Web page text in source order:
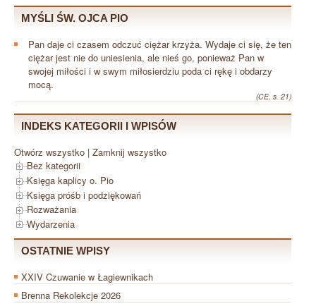
MYŚLI ŚW. OJCA PIO
Pan daje ci czasem odczuć ciężar krzyża. Wydaje ci się, że ten
ciężar jest nie do uniesienia, ale nieś go, ponieważ Pan w
swojej miłości i w swym miłosierdziu poda ci rękę i obdarzy
mocą.
(CE, s. 21)
INDEKS KATEGORII I WPISÓW
Otwórz wszystko | Zamknij wszystko
Bez kategorii
Księga kaplicy o. Pio
Księga próśb i podziękowań
Rozważania
Wydarzenia
OSTATNIE WPISY
XXIV Czuwanie w Łagiewnikach
Brenna Rekolekcje 2026